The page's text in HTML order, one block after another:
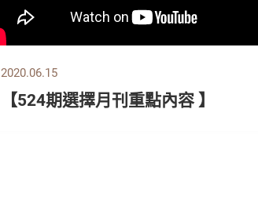
2020.06.15
【524期選擇月刊重點內容 】